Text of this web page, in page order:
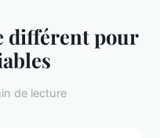
différent pour
de lecture